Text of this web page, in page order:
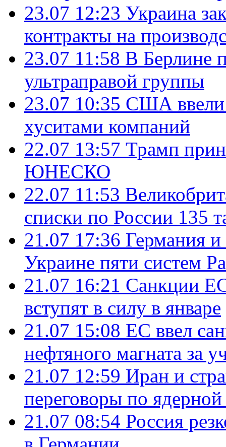
23.07 12:23 Украина
контракты на
23.07 11:58 В Берлине
ультраправой группы
23.07 10:35 США ввели
хуситами компаний
22.07 13:57 Трамп
ЮНЕСКО
22.07 11:53
списки по России 135
21.07 17:36 Германия
Украине пяти систем
21.07 16:21 Санкции
вступят в силу в январе
21.07 15:08 ЕС ввел
нефтяного магната за
21.07 12:59 Иран и
переговоры по
21.07 08:54 Россия